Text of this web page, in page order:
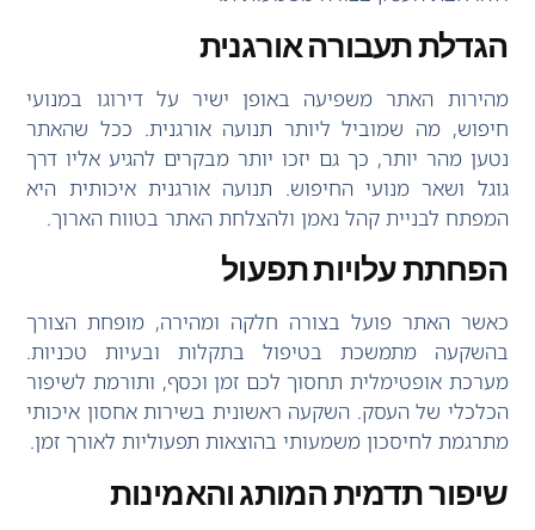
הגדלת תעבורה אורגנית
מהירות האתר משפיעה באופן ישיר על דירוגו במנועי
חיפוש, מה שמוביל ליותר תנועה אורגנית. ככל שהאתר
נטען מהר יותר, כך גם יזכו יותר מבקרים להגיע אליו דרך
גוגל ושאר מנועי החיפוש. תנועה אורגנית איכותית היא
המפתח לבניית קהל נאמן ולהצלחת האתר בטווח הארוך.
הפחתת עלויות תפעול
כאשר האתר פועל בצורה חלקה ומהירה, מופחת הצורך
בהשקעה מתמשכת בטיפול בתקלות ובעיות טכניות.
מערכת אופטימלית תחסוך לכם זמן וכסף, ותורמת לשיפור
הכלכלי של העסק. השקעה ראשונית בשירות אחסון איכותי
מתרגמת לחיסכון משמעותי בהוצאות תפעוליות לאורך זמן.
שיפור תדמית המותג והאמינות